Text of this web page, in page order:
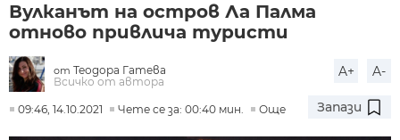
Вулканът на остров Ла Палма
отново привлича туристи
от Теодора Гатева
Всичко от автора
A+ A-
09:46, 14.10.2021 Чете се за: 00:40 мин. Още Запази